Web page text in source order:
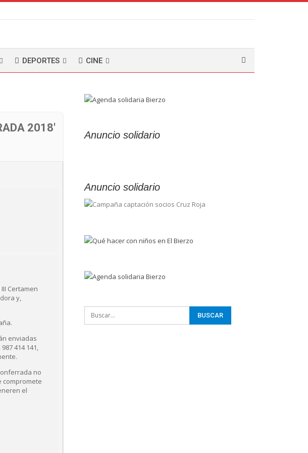
DEPORTES CINE
2018'
Certamen
y,
enviadas
414 141,
no
compromete
el
Anuncio solidario
Anuncio solidario